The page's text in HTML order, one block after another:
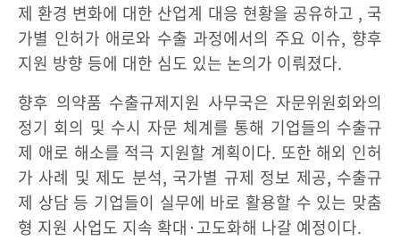
제 환경 변화에 대한 산업계 대응 현황을 공유하고 , 국
가별 인허가 애로와 수출 과정에서의 주요 이슈, 향후
지원 방향 등에 대한 심도 있는 논의가 이뤄졌다.
향후 의약품 수출규제지원 사무국은 자문위원회와의
정기 회의 및 수시 자문 체계를 통해 기업들의 수출규
제 애로 해소를 적극 지원할 계획이다. 또한 해외 인허
가 사례 및 제도 분석, 국가별 규제 정보 제공, 수출규
제 상담 등 기업들이 실무에 바로 활용할 수 있는 맞춤
형 지원 사업도 지속 확대·고도화해 나갈 예정이다.